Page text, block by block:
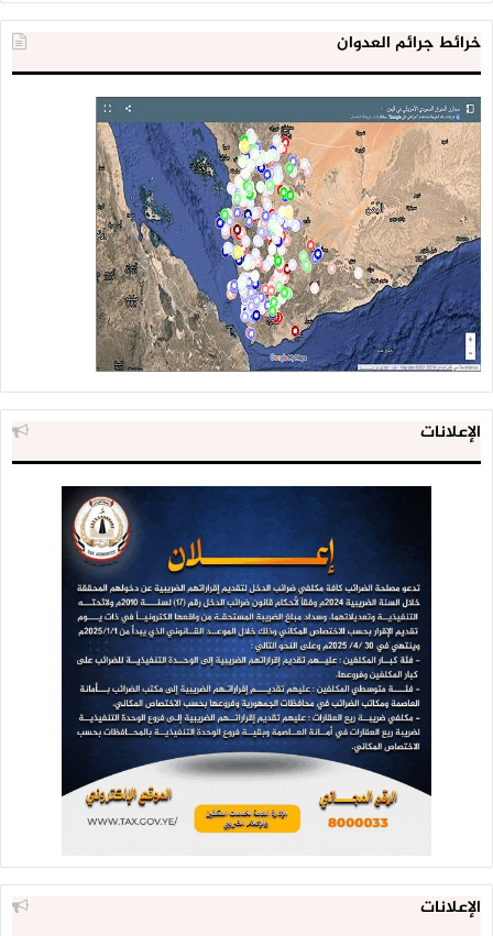
إنها أرض الجنتين، أصل الحضارة ومنبع التاريخ ومهد العروبة الأول،
فدب فيها الحسد واشتعلت بها نار الكراهية والبغضاء، وبدأت ومنذ
نشأتها وهي تحاول زعزعة تلك البلاد الجارة لكي تمحوها، حاربتها
اقتصاديًّا منذ عقود خلت واستعانت للأسف بمـن تولوا حكمها
ووضعهم الشعب في المقدمة وحملهم الأمانة فأضاعوها.
ولما أن تولى حكمها مـن يعرف مَـا هِي الأمانة، لم يعد بإمْكَانهم
مواصلة الحرب الناعمة، فأعلنوا الحرب الصريحة عليها وتذرعوا بما
لم يصدقه أحد، واستعانوا بأموالهم ﻹسكات العالم وما زالوا في
حربهم التي لم يكن سببها سوى الحسد والكراهية ولم يعلموا أن
الحسد عادل في حكمه فهو يبدأ بصاحبه فيقتله بناره.
وها نحن عليهم منتصرون وفوقهم قاهرون، وليظلوا مع كراهيتهم
التي سنقتلعهم معها من جزيرة العرب، سنقتلع بني سعود
وسنلحق بهم بني صهيون وما ذلك على الله بعزيز.
أخيرًا نصيحة لمن ابتلي بالكراهية أن يحاول جاهدًا أن يخلص نفسَه
من هذا الداء العضال، وليعيشَ حياته لنفسه لا لكراهية غيره.
خرائط جرائم العدوان
الإعلانات
الإعلانات